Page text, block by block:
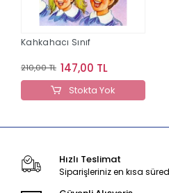
Kahkahacı Sınıf
210,00 TL 147,00 TL
Stokta Yok
Hızlı Teslimat
Siparişleriniz en kısa